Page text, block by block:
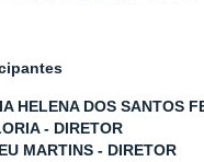
HELENA DOS SANTOS
- DIRETOR
MARTINS - DIRETOR